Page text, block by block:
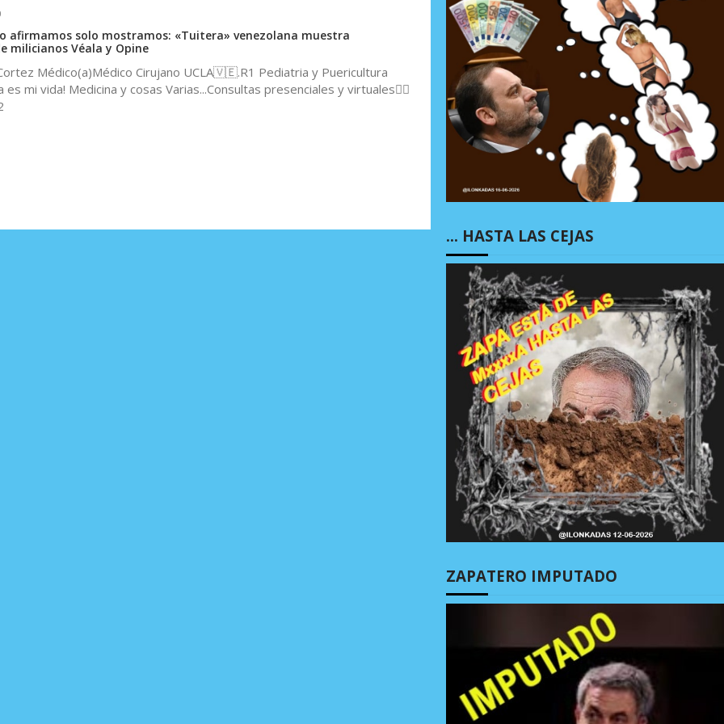
afirmamos solo mostramos: «Tuitera» venezolana muestra
milicianos Véala y Opine
Médico(a)Médico Cirujano UCLA🇻🇪.R1 Pediatria y Puericultura
es mi vida! Medicina y cosas Varias...Consultas presenciales y virtuales👇🏻
… HASTA LAS CEJAS
ZAPATERO IMPUTADO